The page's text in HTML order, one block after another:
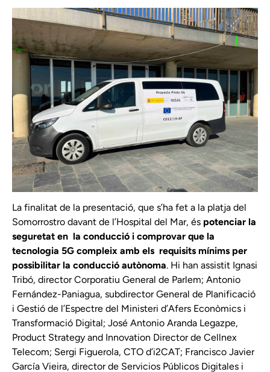
La finalitat de la presentació, que s’ha fet a la platja del
Somorrostro davant de l’Hospital del Mar, és potenciar la
seguretat en la conducció i comprovar que la
tecnologia 5G compleix amb els requisits mínims per
possibilitar la conducció autònoma. Hi han assistit Ignasi
Tribó, director Corporatiu General de Parlem; Antonio
Fernández-Paniagua, subdirector General de Planificació
i Gestió de l’Espectre del Ministeri d’Afers Econòmics i
Transformació Digital; José Antonio Aranda Legazpe,
Product Strategy and Innovation Director de Cellnex
Telecom; Sergi Figuerola, CTO d’i2CAT; Francisco Javier
García Vieira, director de Servicios Públicos Digitales i